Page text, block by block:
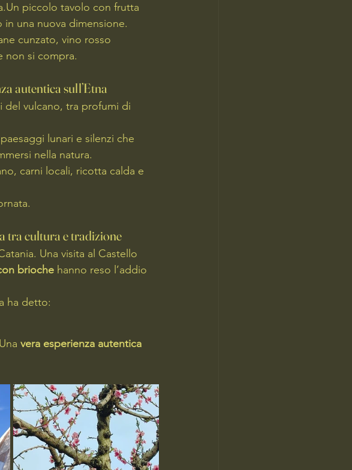
piccolo tavolo con frutta
in una nuova dimensione.
cunzato, vino rosso
non si compra.
autentica sull’Etna
vulcano, tra profumi di
lunari e silenzi che
nella natura.
carni locali, ricotta calda e
tra cultura e tradizione
Una visita al Castello
brioche hanno reso l’addio
ha detto:
vera esperienza autentica